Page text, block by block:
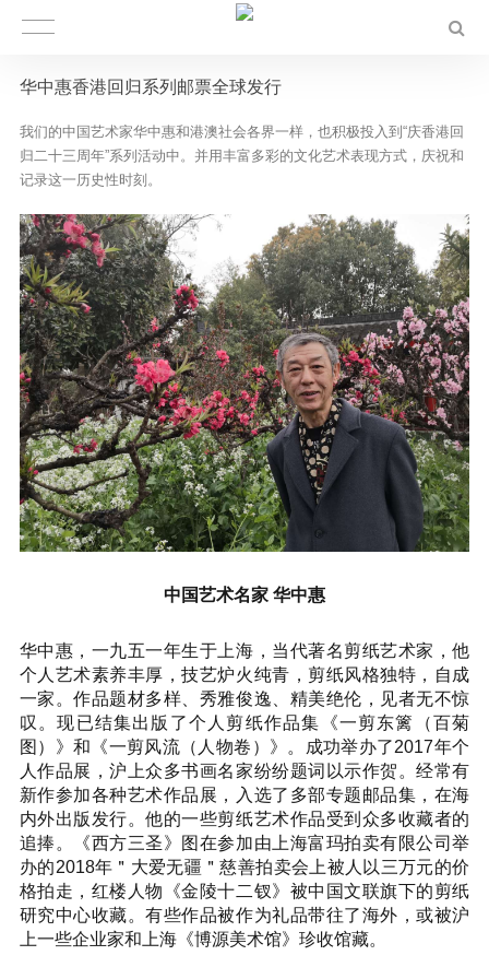
华中惠香港回归系列邮票全球发行
我们的中国艺术家华中惠和港澳社会各界一样，也积极投入到“庆香港回
归二十三周年”系列活动中。并用丰富多彩的文化艺术表现方式，庆祝和
记录这一历史性时刻。
中国艺术名家 华中惠
华中惠，一九五一年生于上海，当代著名剪纸艺术家，他
个人艺术素养丰厚，技艺炉火纯青，剪纸风格独特，自成
一家。作品题材多样、秀雅俊逸、精美绝伦，见者无不惊
叹。现已结集出版了个人剪纸作品集《一剪东篱（百菊
图）》和《一剪风流（人物卷）》。成功举办了2017年个
人作品展，沪上众多书画名家纷纷题词以示作贺。经常有
新作参加各种艺术作品展，入选了多部专题邮品集，在海
内外出版发行。他的一些剪纸艺术作品受到众多收藏者的
追捧。《西方三圣》图在参加由上海富玛拍卖有限公司举
办的2018年＂大爱无疆＂慈善拍卖会上被人以三万元的价
格拍走，红楼人物《金陵十二钗》被中国文联旗下的剪纸
研究中心收藏。有些作品被作为礼品带往了海外，或被沪
上一些企业家和上海《博源美术馆》珍收馆藏。